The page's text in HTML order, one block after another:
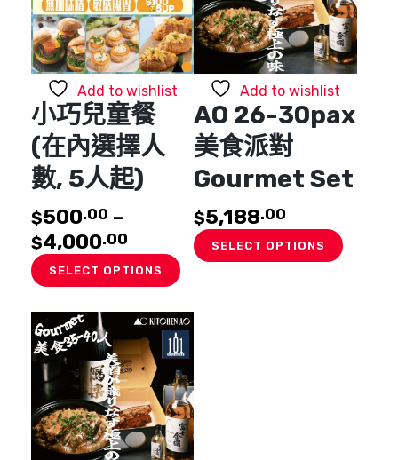
chosen
on
the
product
Add to wishlist
小巧兒童餐
(在內選擇人
數, 5人起)
$500.00 –
$4,000.00
SELECT OPTIONS
This
product
multiple
variants.
The
options
may
be
chosen
on
the
Add to wishlist
AO 26-30pax
美食派對
Gourmet Set
$5,188.00
SELECT OPTIONS